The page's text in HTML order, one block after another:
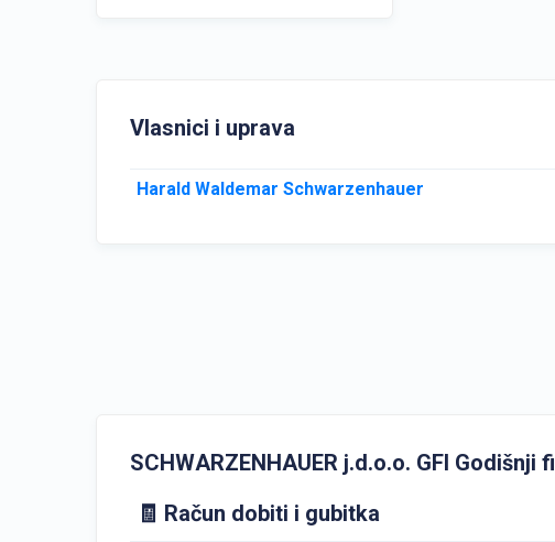
Vlasnici i uprava
Harald Waldemar Schwarzenhauer
SCHWARZENHAUER j.d.o.o. GFI
🧾 Račun dobiti i gubitka